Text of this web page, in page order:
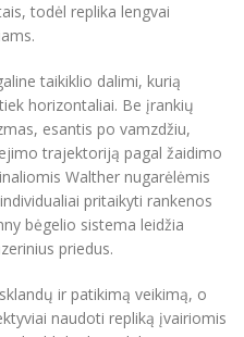
todėl replika lengvai
taikiklio dalimi, kurią
horizontaliai. Be įrankių
esantis po vamzdžiu,
trajektoriją pagal žaidimo
Walther nugarėlėmis
pritaikyti rankenos
bėgelio sistema leidžia
priedus.
ir patikimą veikimą, o
naudoti repliką įvairiomis